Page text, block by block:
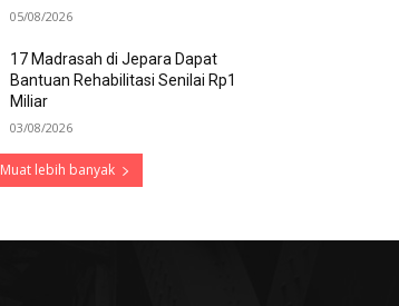
05/08/2026
17 Madrasah di Jepara Dapat
Bantuan Rehabilitasi Senilai Rp1
Miliar
03/08/2026
Muat lebih banyak